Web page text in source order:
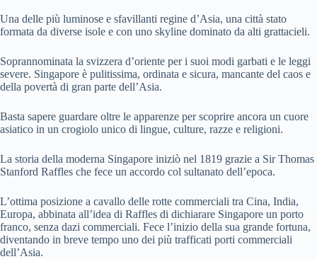
Una delle più luminose e sfavillanti regine d’Asia, una città stato
formata da diverse isole e con uno skyline dominato da alti grattacieli.
Soprannominata la svizzera d’oriente per i suoi modi garbati e le leggi
severe. Singapore è pulitissima, ordinata e sicura, mancante del caos e
della povertà di gran parte dell’Asia.
Basta sapere guardare oltre le apparenze per scoprire ancora un cuore
asiatico in un crogiolo unico di lingue, culture, razze e religioni.
La storia della moderna Singapore iniziò nel 1819 grazie a Sir Thomas
Stanford Raffles che fece un accordo col sultanato dell’epoca.
L’ottima posizione a cavallo delle rotte commerciali tra Cina, India,
Europa, abbinata all’idea di Raffles di dichiarare Singapore un porto
franco, senza dazi commerciali. Fece l’inizio della sua grande fortuna,
diventando in breve tempo uno dei più trafficati porti commerciali
dell’Asia.